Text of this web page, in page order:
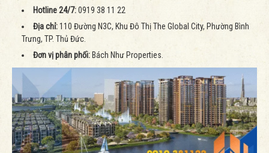
Hotline 24/7:0919 38 11 22
Địa chỉ:110 Đường N3C, Khu Đô Thị The Global City, Phường Bình
Trưng, TP. Thủ Đức.
Đơn vị phân phối: Bách Như Properties.